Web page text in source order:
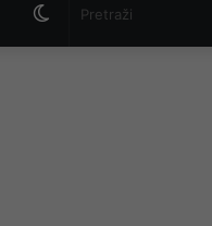
Switch